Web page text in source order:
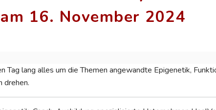
16. November 2024
Tag lang alles um die Themen angewandte Epigenetik,
drehen.